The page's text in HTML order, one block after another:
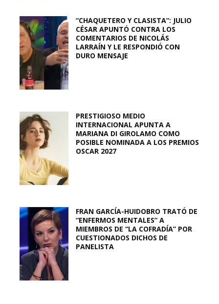
“CHAQUETERO Y CLASISTA”: JULIO
CÉSAR APUNTÓ CONTRA LOS
COMENTARIOS DE NICOLÁS
LARRAÍN Y LE RESPONDIÓ CON
DURO MENSAJE
PRESTIGIOSO MEDIO
INTERNACIONAL APUNTA A
MARIANA DI GIROLAMO COMO
POSIBLE NOMINADA A LOS PREMIOS
OSCAR 2027
FRAN GARCÍA-HUIDOBRO TRATÓ DE
“ENFERMOS MENTALES” A
MIEMBROS DE “LA COFRADÍA” POR
CUESTIONADOS DICHOS DE
PANELISTA